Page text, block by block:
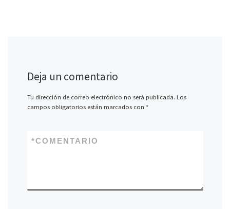
Deja un comentario
Tu dirección de correo electrónico no será publicada. Los
campos obligatorios están marcados con *
COMENTARIO
*